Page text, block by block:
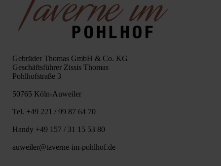
Gebrüder Thomas GmbH & Co. KG
Geschäftsführer Zissis Thomas
Pohlhofstraße 3
50765 Köln-Auweiler
Tel. +49 221 / 99 87 64 70
Handy +49 157 / 31 15 53 80
auweiler@taverne-im-pohlhof.de